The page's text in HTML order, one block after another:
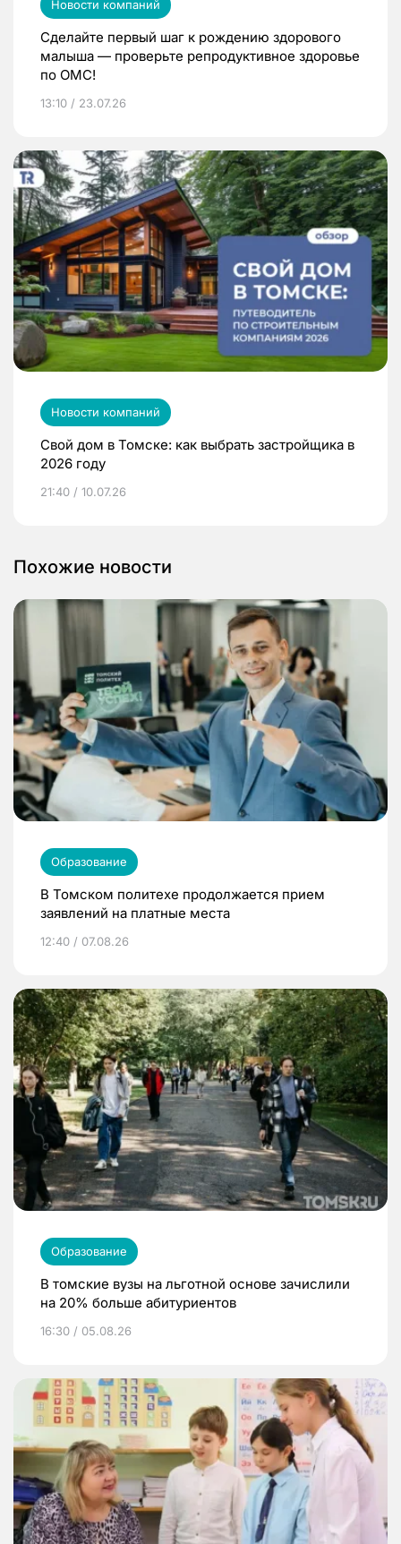
Новости компаний
Сделайте первый шаг к рождению здорового
малыша — проверьте репродуктивное здоровье
по ОМС!
13:10 / 23.07.26
Новости компаний
Свой дом в Томске: как выбрать застройщика в
2026 году
21:40 / 10.07.26
Похожие новости
Образование
В Томском политехе продолжается прием
заявлений на платные места
12:40 / 07.08.26
Образование
В томские вузы на льготной основе зачислили
на 20% больше абитуриентов
16:30 / 05.08.26